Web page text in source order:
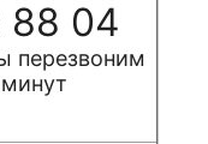
88 04
перезвоним